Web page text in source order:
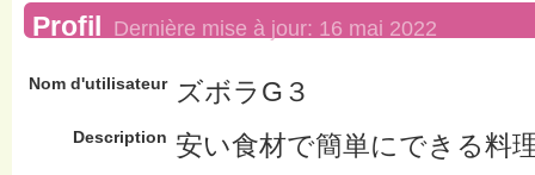
Profil Dernière mise à jour: 16 mai 2022
Nom d'utilisateur ズボラG３
Description 安い食材で簡単にできる料